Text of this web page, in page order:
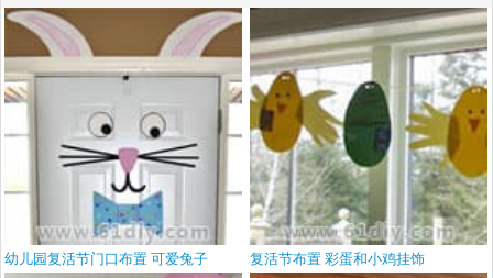
幼儿园复活节门口布置 可爱兔子 复活节布置 彩蛋和小鸡挂饰